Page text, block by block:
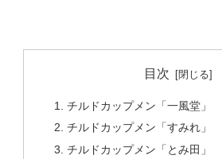
目次
チルドカップメン「一風堂」
チルドカップメン「すみれ」
チルドカップメン「とみ田」